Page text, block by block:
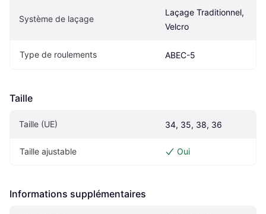
Système de laçage
Laçage Traditionnel,
Velcro
Type de roulements ABEC-5
Taille
Taille (UE) 34, 35, 38, 36
Taille ajustable Oui
Informations supplémentaires